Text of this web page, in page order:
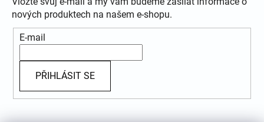
nových produktech na našem e-shopu.
E-mail
PŘIHLÁSIT SE